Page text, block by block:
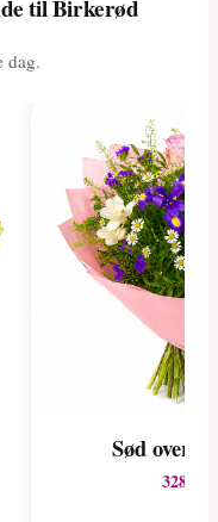
til Birkerød
dag.
Sød
328 kr.